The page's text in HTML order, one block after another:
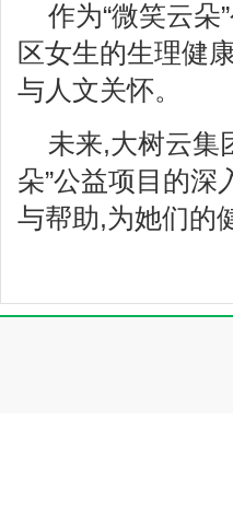
作为“微笑云
区女生的生理健
与人文关怀。
未来,大树云集
朵”公益项目的
与帮助,为她们的